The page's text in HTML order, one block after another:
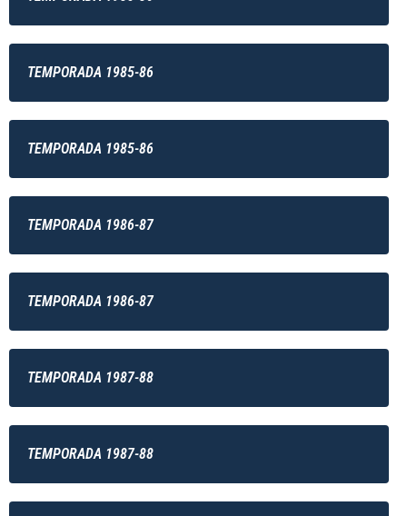
TEMPORADA 1985-86
TEMPORADA 1985-86
TEMPORADA 1986-87
TEMPORADA 1986-87
TEMPORADA 1987-88
TEMPORADA 1987-88